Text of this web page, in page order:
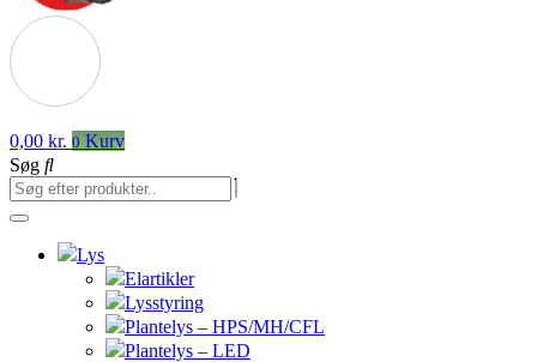
0,00 kr. 0 Kurv
Søg
Lys
Elartikler
Lysstyring
Plantelys – HPS/MH/CFL
Plantelys – LED